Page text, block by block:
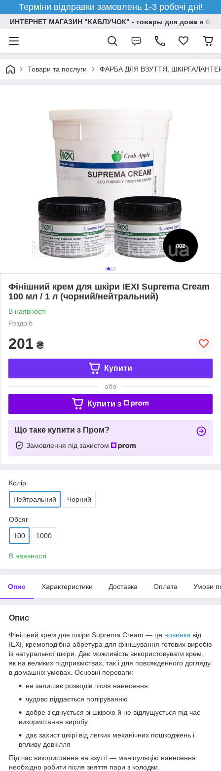
Терміни відправки замовлень 1-3 робочі дні!
ИНТЕРНЕТ МАГАЗИН "КАБЛУЧОК" - товары для дома и
Товари та послуги ФАРБА ДЛЯ ВЗУТТЯ,
Фінішний крем для шкіри IEXI Suprema Cream
100 мл / 1 л (чорний/нейтральний)
В наявності
Роздріб
201 ₴
Купити
або
Купити з
Що таке купити з Пром?
Замовлення під захистом
Колір
Нейтральний Чорний
Обсяг
100 1000
В наявності
Опис Характеристики Доставка Оплата Умови
Опис
Фінішний крем для шкіри Suprema Cream — це новинка від
IEXI, кремоподібна абретура для фінішування готових виробів
із натуральної шкіри. Дає можливість використовувати крем,
як на великих підприємствах, так і для повсякденного догляду
в домашніх умовах. Основні переваги:
не залишає розводів після нанесення
чудово піддається поліруванню
добре з'єднується зі шкірою й не відлущується під час
використання виробу
дає захист шкірі від легких механічних пошкоджень і
впливу довкілля
Під час використання на взутті — маніпуляцію нанесення
необхідно робити після зняття пари з колодки.